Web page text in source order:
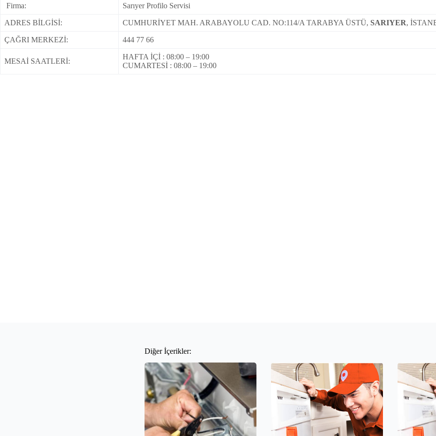
Firma: Sarıyer Profilo Servisi
ADRES BİLGİSİ: CUMHURİYET MAH. ARABAYOLU CAD. NO:114/A TARABYA ÜSTÜ, SARIYER,
ÇAĞRI MERKEZİ: 444 77 66
MESAİ SAATLERİ:
HAFTA İÇİ : 08:00 – 19:00
CUMARTESİ : 08:00 – 19:00
Diğer İçerikler: